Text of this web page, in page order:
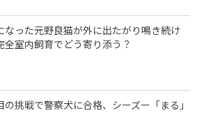
なった元野良猫が外に出たがり鳴き続け
室内飼育でどう寄り添う？
の挑戦で警察犬に合格、シーズー「まる」